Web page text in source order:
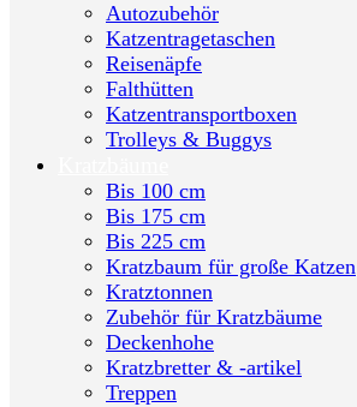
Autozubehör
Katzentragetaschen
Reisenäpfe
Falthütten
Katzentransportboxen
Trolleys & Buggys
Bis 100 cm
Bis 175 cm
Bis 225 cm
Kratzbaum für große Katzen
Kratztonnen
Zubehör für Kratzbäume
Deckenhohe
Kratzbretter & -artikel
Treppen